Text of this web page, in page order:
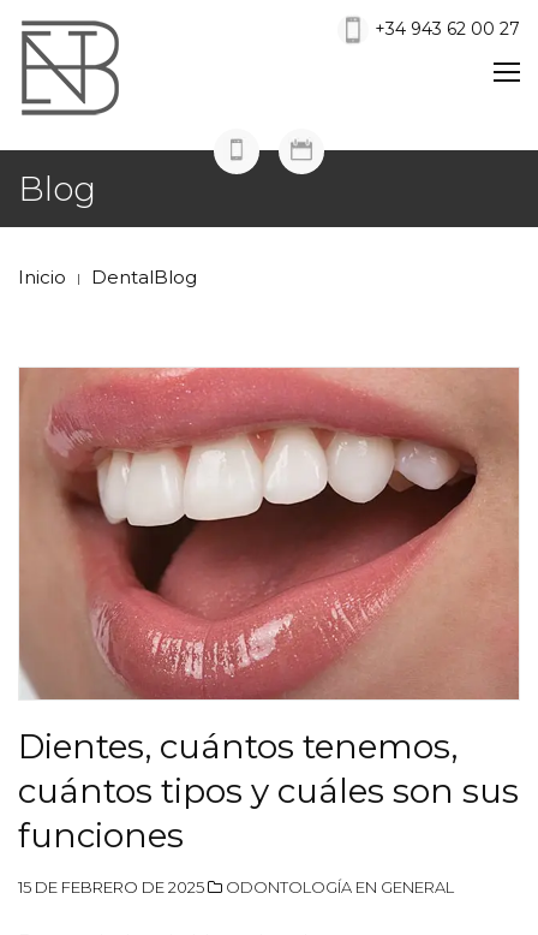
+34 943 62 00 27
Blog
Inicio | DentalBlog
Dientes, cuántos tenemos,
cuántos tipos y cuáles son sus
funciones
15 DE FEBRERO DE 2025 ODONTOLOGÍA EN GENERAL